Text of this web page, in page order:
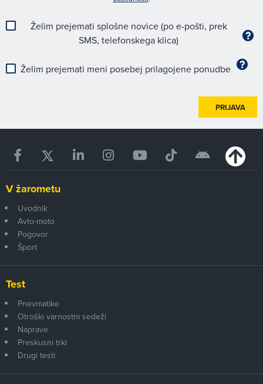
Želim prejemati splošne novice (po e-pošti, prek
SMS, telefonskega klica)
Želim prejemati meni posebej prilagojene ponudbe
PRIJAVA
V žarometu
Uvodnik
Avto-moto
Pogovor
Šport
Test
Pnevmatike
Otroški varnostni sedeži
Naprave
Preskusni trki
Drugi testi